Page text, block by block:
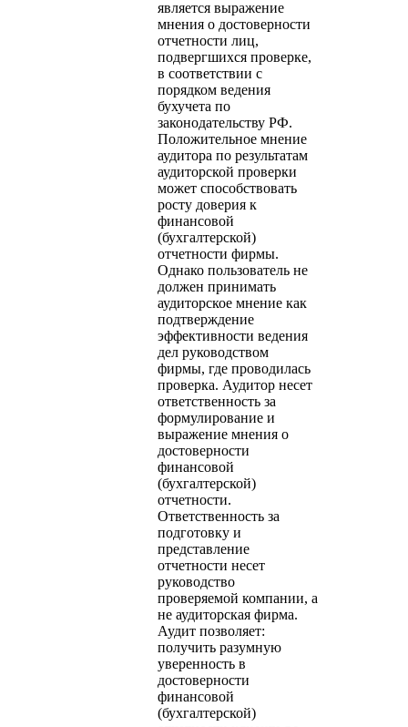
является выражение
мнения о достоверности
отчетности лиц,
подвергшихся проверке,
в соответствии с
порядком ведения
бухучета по
законодательству РФ.
Положительное мнение
аудитора по результатам
аудиторской проверки
может способствовать
росту доверия к
финансовой
(бухгалтерской)
отчетности фирмы.
Однако пользователь не
должен принимать
аудиторское мнение как
подтверждение
эффективности ведения
дел руководством
фирмы, где проводилась
проверка. Аудитор несет
ответственность за
формулирование и
выражение мнения о
достоверности
финансовой
(бухгалтерской)
отчетности.
Ответственность за
подготовку и
представление
отчетности несет
руководство
проверяемой компании, а
не аудиторская фирма.
Аудит позволяет:
получить разумную
уверенность в
достоверности
финансовой
(бухгалтерской)